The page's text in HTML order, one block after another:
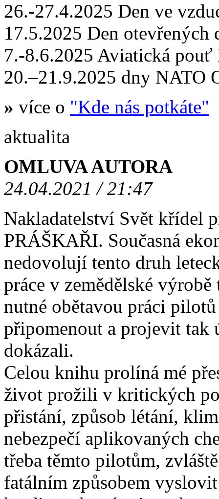
26.-27.4.2025 Den ve
17.5.2025 Den
7.-8.6.2025 Aviatická
20.–21.9.2025 dny NATO
» více o "Kde nás potkáte"
aktualita
OMLUVA AUTORA
24.04.2021 / 21:47
Nakladatelství Svět křídel
PRÁŠKAŘI. Současná
nedovolují tento druh
práce v zemědělské
nutné obětavou práci
připomenout a projevit tak
dokázali.
Celou knihu prolíná mé
život prožili v kritických
přistání, způsob létání,
nebezpečí aplikovaných
třeba těmto pilotům,
fatálním způsobem